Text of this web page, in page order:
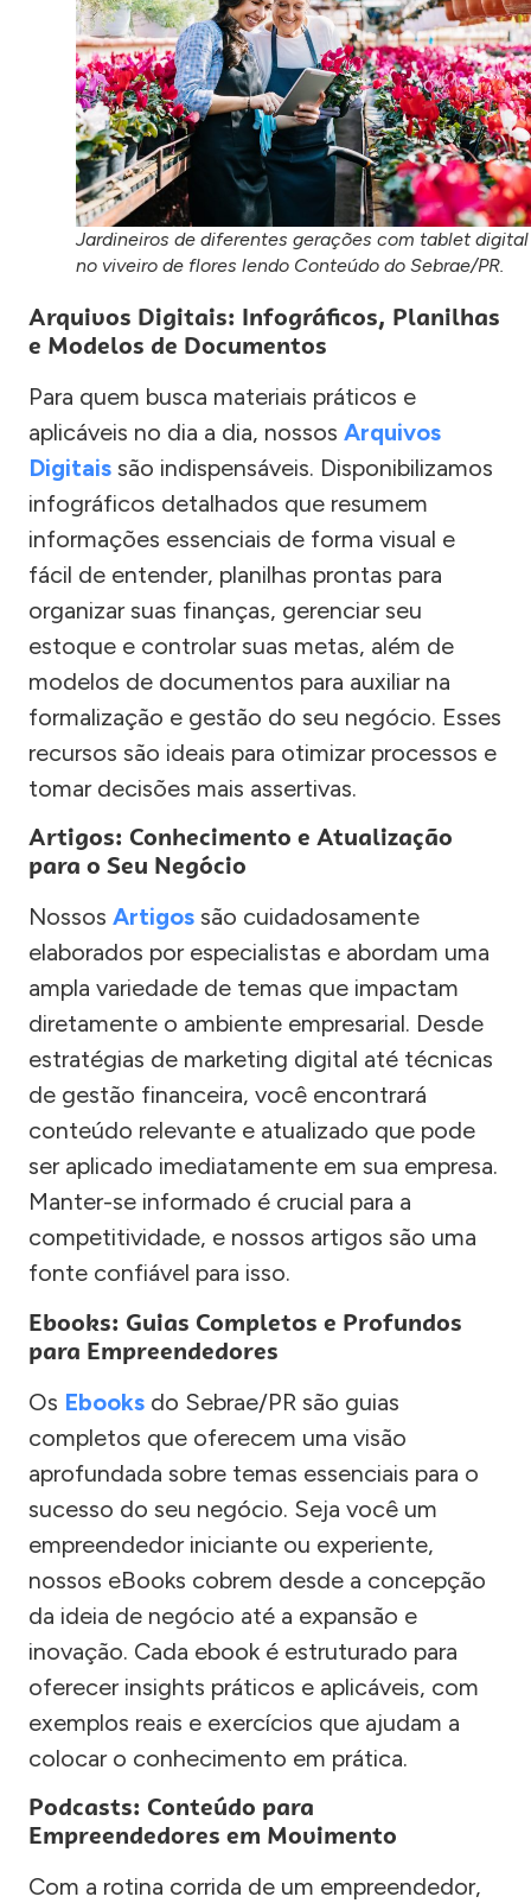
Jardineiros de diferentes gerações com tablet digital
no viveiro de flores lendo Conteúdo do Sebrae/PR.
Arquivos Digitais: Infográficos, Planilhas
e Modelos de Documentos
Para quem busca materiais práticos e
aplicáveis no dia a dia, nossos Arquivos
Digitais são indispensáveis. Disponibilizamos
infográficos detalhados que resumem
informações essenciais de forma visual e
fácil de entender, planilhas prontas para
organizar suas finanças, gerenciar seu
estoque e controlar suas metas, além de
modelos de documentos para auxiliar na
formalização e gestão do seu negócio. Esses
recursos são ideais para otimizar processos e
tomar decisões mais assertivas.
Artigos: Conhecimento e Atualização
para o Seu Negócio
Nossos Artigos são cuidadosamente
elaborados por especialistas e abordam uma
ampla variedade de temas que impactam
diretamente o ambiente empresarial. Desde
estratégias de marketing digital até técnicas
de gestão financeira, você encontrará
conteúdo relevante e atualizado que pode
ser aplicado imediatamente em sua empresa.
Manter-se informado é crucial para a
competitividade, e nossos artigos são uma
fonte confiável para isso.
Ebooks: Guias Completos e Profundos
para Empreendedores
Os Ebooks do Sebrae/PR são guias
completos que oferecem uma visão
aprofundada sobre temas essenciais para o
sucesso do seu negócio. Seja você um
empreendedor iniciante ou experiente,
nossos eBooks cobrem desde a concepção
da ideia de negócio até a expansão e
inovação. Cada ebook é estruturado para
oferecer insights práticos e aplicáveis, com
exemplos reais e exercícios que ajudam a
colocar o conhecimento em prática.
Podcasts: Conteúdo para
Empreendedores em Movimento
Com a rotina corrida de um empreendedor,